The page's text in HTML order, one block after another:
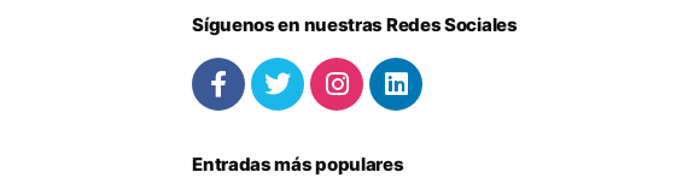
Síguenos en nuestras Redes Sociales
Entradas más populares